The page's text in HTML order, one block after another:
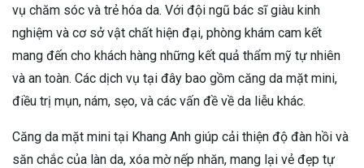
vụ chăm sóc và trẻ hóa da. Với đội ngũ bác sĩ giàu kinh
nghiệm và cơ sở vật chất hiện đại, phòng khám cam kết
mang đến cho khách hàng những kết quả thẩm mỹ tự nhiên
và an toàn. Các dịch vụ tại đây bao gồm căng da mặt mini,
điều trị mụn, nám, sẹo, và các vấn đề về da liễu khác.
Căng da mặt mini tại Khang Anh giúp cải thiện độ đàn hồi và
săn chắc của làn da, xóa mờ nếp nhăn, mang lại vẻ đẹp tự